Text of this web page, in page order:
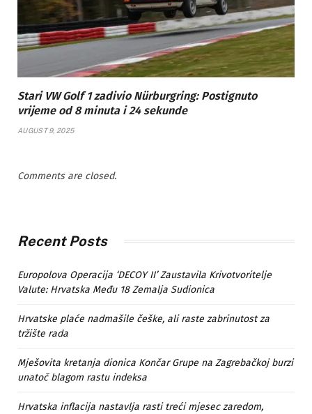
Stari VW Golf 1 zadivio Nürburgring: Postignuto
vrijeme od 8 minuta i 24 sekunde
AUGUST 9, 2025
Comments are closed.
Recent Posts
Europolova Operacija ‘DECOY II’ Zaustavila Krivotvoritelje
Valute: Hrvatska Među 18 Zemalja Sudionica
Hrvatske plaće nadmašile češke, ali raste zabrinutost za
tržište rada
Mješovita kretanja dionica Končar Grupe na Zagrebačkoj burzi
unatoč blagom rastu indeksa
Hrvatska inflacija nastavlja rasti treći mjesec zaredom,